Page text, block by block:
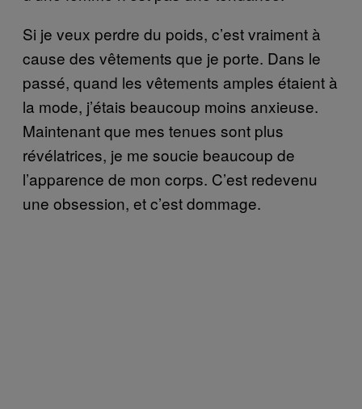
Si je veux perdre du poids, c’est vraiment à
cause des vêtements que je porte. Dans le
passé, quand les vêtements amples étaient à
la mode, j’étais beaucoup moins anxieuse.
Maintenant que mes tenues sont plus
révélatrices, je me soucie beaucoup de
l’apparence de mon corps. C’est redevenu
une obsession, et c’est dommage.